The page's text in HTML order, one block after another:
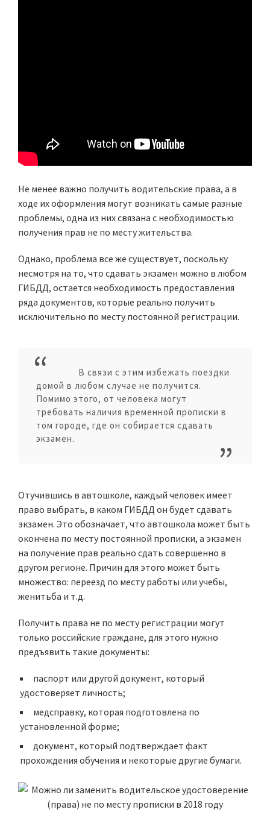
Не менее важно получить водительские права, а в
ходе их оформления могут возникать самые разные
проблемы, одна из них связана с необходимостью
получения прав не по месту жительства.
Однако, проблема все же существует, поскольку
несмотря на то, что сдавать экзамен можно в любом
ГИБДД, остается необходимость предоставления
ряда документов, которые реально получить
исключительно по месту постоянной регистрации.
В связи с этим избежать поездки
домой в любом случае не получится.
Помимо этого, от человека могут
требовать наличия временной прописки в
том городе, где он собирается сдавать
экзамен.
Отучившись в автошколе, каждый человек имеет
право выбрать, в каком ГИБДД он будет сдавать
экзамен. Это обозначает, что автошкола может быть
окончена по месту постоянной прописки, а экзамен
на получение прав реально сдать совершенно в
другом регионе. Причин для этого может быть
множество: переезд по месту работы или учебы,
женитьба и т.д.
Получить права не по месту регистрации могут
только российские граждане, для этого нужно
предъявить такие документы:
паспорт или другой документ, который
удостоверяет личность;
медсправку, которая подготовлена по
установленной форме;
документ, который подтверждает факт
прохождения обучения и некоторые другие бумаги.